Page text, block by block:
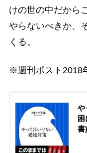
けの世の中だから
やらないべきか、
くる。
※週刊ポスト2018
や
書)